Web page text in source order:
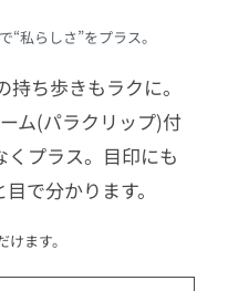
“私らしさ”をプラス。
ち歩きもラクに。
ム(パラクリップ)付
くプラス。目印にも
で分かります。
ます。